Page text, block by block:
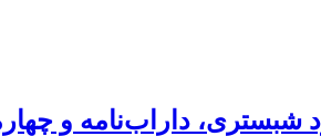
داراب‌نامه و